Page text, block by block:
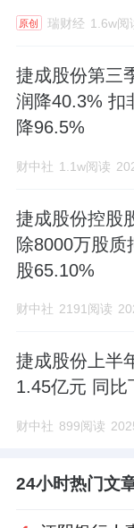
原创 瑞财经 1.6w阅
捷成股份第三
润降40.3% 扣非归母净利润
降96.5%
财中社 1.1w阅读
捷成股份控股
除8000万股质
股65.10%
财中社 2191阅读
捷成股份上半
1.45亿元 同比
财中社 899阅读
24小时热门文